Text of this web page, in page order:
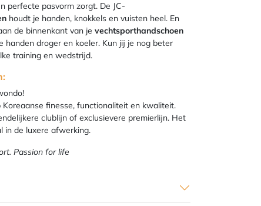
perfecte pasvorm zorgt. De JC-
houdt je handen, knokkels en vuisten heel. En
de binnenkant van je vechtsporthandschoen
handen droger en koeler. Kun jij je nog beter
training en wedstrijd.
finesse, functionaliteit en kwaliteit.
clublijn of exclusievere premierlijn. Het
in de luxere afwerking.
Passion for life